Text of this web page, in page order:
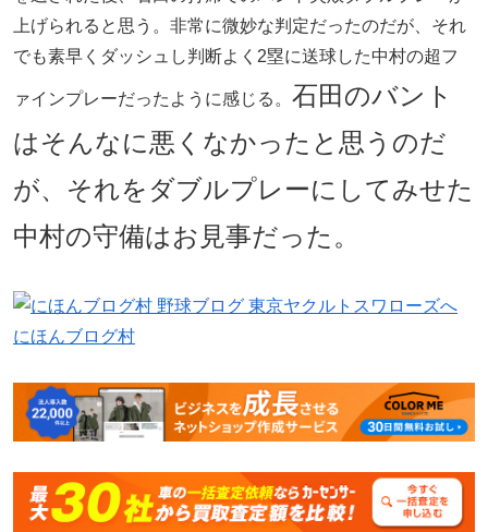
上げられると思う。非常に微妙な判定だったのだが、それ
でも素早くダッシュし判断よく2塁に送球した中村の超フ
ァインプレーだったように感じる。 石田のバント
はそんなに悪くなかったと思うのだ
が、それをダブルプレーにしてみせた
中村の守備はお見事だった。
にほんブログ村